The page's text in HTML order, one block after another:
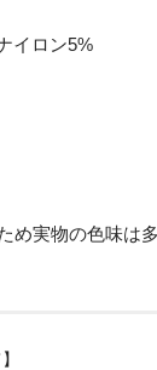
イロン5%
実物の色味は多